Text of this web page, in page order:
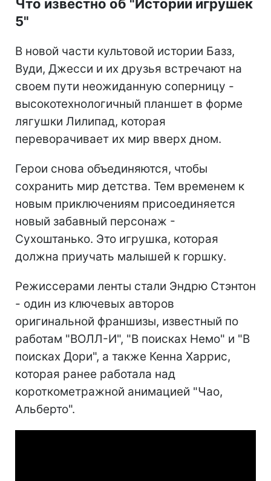
Что известно об "Истории игрушек
5"
В новой части культовой истории Базз,
Вуди, Джесси и их друзья встречают на
своем пути неожиданную соперницу -
высокотехнологичный планшет в форме
лягушки Лилипад, которая
переворачивает их мир вверх дном.
Герои снова объединяются, чтобы
сохранить мир детства. Тем временем к
новым приключениям присоединяется
новый забавный персонаж -
Сухоштанько. Это игрушка, которая
должна приучать малышей к горшку.
Режиссерами ленты стали Эндрю Стэнтон
- один из ключевых авторов
оригинальной франшизы, известный по
работам "ВОЛЛ-И", "В поисках Немо" и "В
поисках Дори", а также Кенна Харрис,
которая ранее работала над
короткометражной анимацией "Чао,
Альберто".